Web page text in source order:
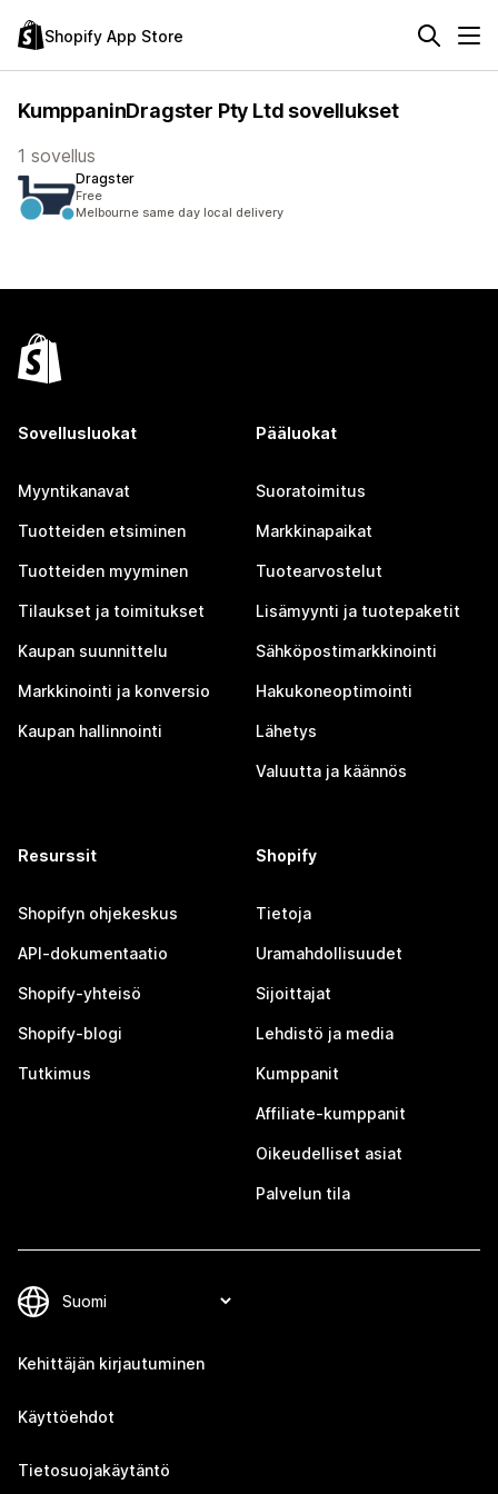
Shopify App Store
KumppaninDragster Pty Ltd sovellukset
1 sovellus
Dragster
Free
Melbourne same day local delivery
Sovellusluokat
Myyntikanavat
Tuotteiden etsiminen
Tuotteiden myyminen
Tilaukset ja toimitukset
Kaupan suunnittelu
Markkinointi ja konversio
Kaupan hallinnointi
Pääluokat
Suoratoimitus
Markkinapaikat
Tuotearvostelut
Lisämyynti ja tuotepaketit
Sähköpostimarkkinointi
Hakukoneoptimointi
Lähetys
Valuutta ja käännös
Resurssit
Shopifyn ohjekeskus
API-dokumentaatio
Shopify-yhteisö
Shopify-blogi
Tutkimus
Shopify
Tietoja
Uramahdollisuudet
Sijoittajat
Lehdistö ja media
Kumppanit
Affiliate-kumppanit
Oikeudelliset asiat
Palvelun tila
Kehittäjän kirjautuminen
Käyttöehdot
Tietosuojakäytäntö